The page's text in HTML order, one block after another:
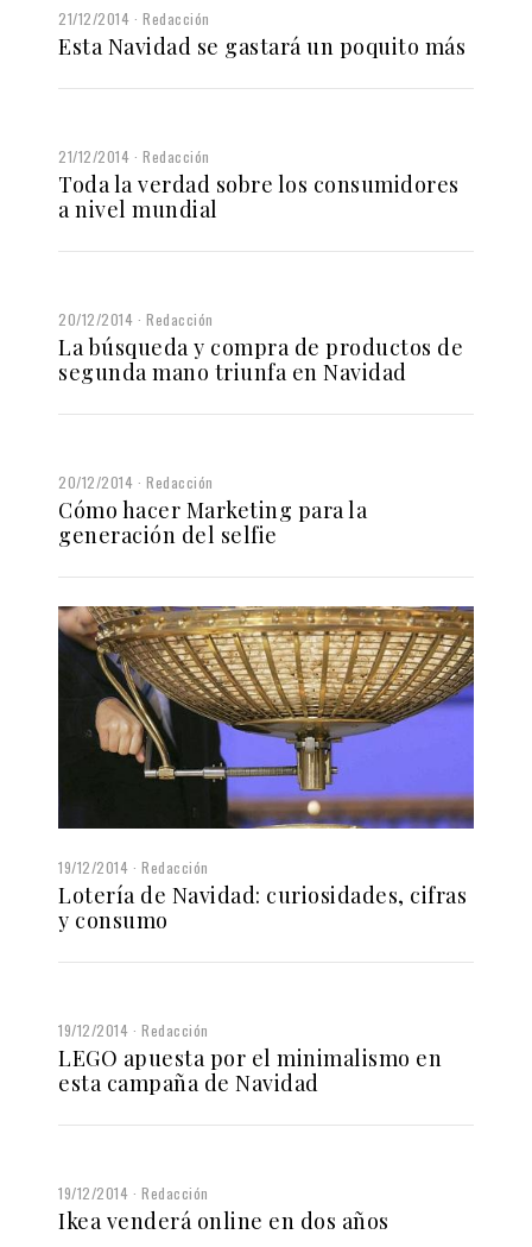
21/12/2014 Redacción
Esta Navidad se gastará un poquito más
21/12/2014 Redacción
Toda la verdad sobre los consumidores
a nivel mundial
20/12/2014 Redacción
La búsqueda y compra de productos de
segunda mano triunfa en Navidad
20/12/2014 Redacción
Cómo hacer Marketing para la
generación del selfie
19/12/2014 Redacción
Lotería de Navidad: curiosidades, cifras
y consumo
19/12/2014 Redacción
LEGO apuesta por el minimalismo en
esta campaña de Navidad
19/12/2014 Redacción
Ikea venderá online en dos años